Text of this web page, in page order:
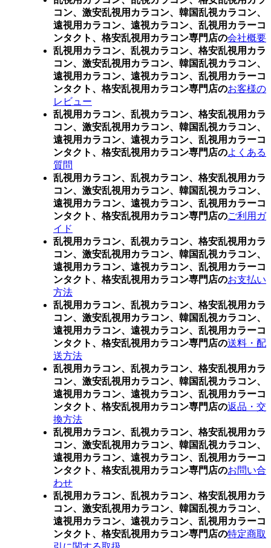
コン、激安乱視用カラコン、韓国乱視カラコン、
遠視用カラコン、遠視カラコン、乱視用カラーコ
ンタクト、格安乱視用カラコン専門店の会社概要
乱視用カラコン、乱視カラコン、格安乱視用カラ
コン、激安乱視用カラコン、韓国乱視カラコン、
遠視用カラコン、遠視カラコン、乱視用カラーコ
ンタクト、格安乱視用カラコン専門店のお客様の
レビュー
乱視用カラコン、乱視カラコン、格安乱視用カラ
コン、激安乱視用カラコン、韓国乱視カラコン、
遠視用カラコン、遠視カラコン、乱視用カラーコ
ンタクト、格安乱視用カラコン専門店のよくある
質問
乱視用カラコン、乱視カラコン、格安乱視用カラ
コン、激安乱視用カラコン、韓国乱視カラコン、
遠視用カラコン、遠視カラコン、乱視用カラーコ
ンタクト、格安乱視用カラコン専門店のご利用ガ
イド
乱視用カラコン、乱視カラコン、格安乱視用カラ
コン、激安乱視用カラコン、韓国乱視カラコン、
遠視用カラコン、遠視カラコン、乱視用カラーコ
ンタクト、格安乱視用カラコン専門店のお支払い
方法
乱視用カラコン、乱視カラコン、格安乱視用カラ
コン、激安乱視用カラコン、韓国乱視カラコン、
遠視用カラコン、遠視カラコン、乱視用カラーコ
ンタクト、格安乱視用カラコン専門店の送料・配
送方法
乱視用カラコン、乱視カラコン、格安乱視用カラ
コン、激安乱視用カラコン、韓国乱視カラコン、
遠視用カラコン、遠視カラコン、乱視用カラーコ
ンタクト、格安乱視用カラコン専門店の返品・交
換方法
乱視用カラコン、乱視カラコン、格安乱視用カラ
コン、激安乱視用カラコン、韓国乱視カラコン、
遠視用カラコン、遠視カラコン、乱視用カラーコ
ンタクト、格安乱視用カラコン専門店のお問い合
わせ
乱視用カラコン、乱視カラコン、格安乱視用カラ
コン、激安乱視用カラコン、韓国乱視カラコン、
遠視用カラコン、遠視カラコン、乱視用カラーコ
ンタクト、格安乱視用カラコン専門店の特定商取